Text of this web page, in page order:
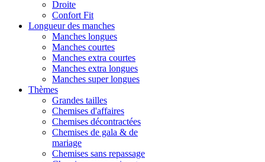
Droite
Confort Fit
Longueur des manches
Manches longues
Manches courtes
Manches extra courtes
Manches extra longues
Manches super longues
Thèmes
Grandes tailles
Chemises d'affaires
Chemises décontractées
Chemises de gala & de
mariage
Chemises sans repassage